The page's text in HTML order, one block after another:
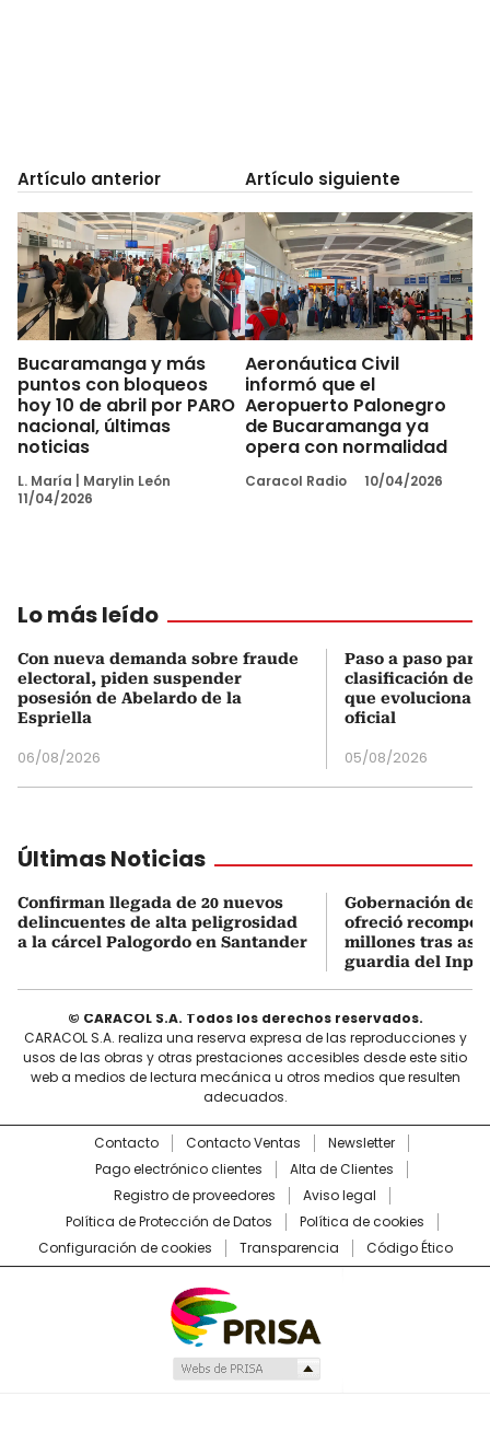
Artículo anterior
Bucaramanga y más
puntos con bloqueos
hoy 10 de abril por PARO
nacional, últimas
noticias
L. María
Marylin León
11/04/2026
Artículo siguiente
Aeronáutica Civil
informó que el
Aeropuerto Palonegro
de Bucaramanga ya
opera con normalidad
Caracol Radio 10/04/2026
Lo más leído
Con nueva demanda sobre fraude
electoral, piden suspender
posesión de Abelardo de la
Espriella
06/08/2026
Paso a paso
clasificación del
que evoluciona
oficial
05/08/2026
Últimas Noticias
Confirman llegada de 20 nuevos
delincuentes de alta peligrosidad
a la cárcel Palogordo en Santander
Gobernación de
ofreció
millones tras
guardia del
© CARACOL S.A. Todos los derechos reservados.
CARACOL S.A. realiza una reserva expresa de las reproducciones y
usos de las obras y otras prestaciones accesibles desde este sitio
web a medios de lectura mecánica u otros medios que resulten
adecuados.
Contacto Contacto Ventas
Newsletter
Pago electrónico clientes
Alta de Clientes
Registro de proveedores
Aviso legal
Política de Protección de Datos
Política de cookies
Configuración de cookies
Transparencia Código Ético